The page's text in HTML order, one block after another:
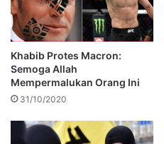
Khabib Protes Macron:
Semoga Allah
Mempermalukan Orang Ini
31/10/2020